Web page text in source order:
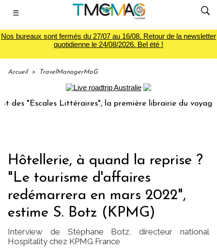
☰
Nos bureaux sont fermés du 27/07 au 16/08. Retour de la newsletter
quotidienne le 24/08/2026. Bel été !
Accueil > TravelManagerMaG
Littéraires", la première librairie du voyage Le
Hôtellerie, à quand la reprise ?
"Le tourisme d'affaires
redémarrera en mars 2022",
estime S. Botz (KPMG)
Interview de Stéphane Botz, directeur national
Hospitality chez KPMG France